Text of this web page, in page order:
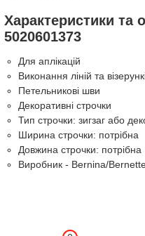
Характеристики та
5020601373
Для аплікацій
Виконання ліній та
Петельникові шви
Декоративні строчки
Тип строчки: зигзаг або
Ширина строчки: потрібна
Довжина строчки: потрібна
Виробник - Bernina/